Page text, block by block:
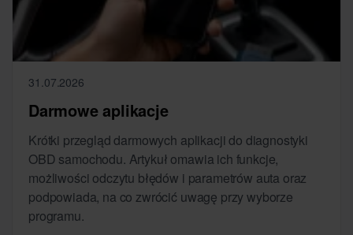
31.07.2026
Darmowe aplikacje
Krótki przegląd darmowych aplikacji do diagnostyki
OBD samochodu. Artykuł omawia ich funkcje,
możliwości odczytu błędów i parametrów auta oraz
podpowiada, na co zwrócić uwagę przy wyborze
programu.